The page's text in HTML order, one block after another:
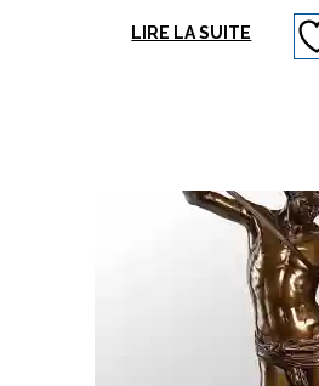
LIRE LA SUITE